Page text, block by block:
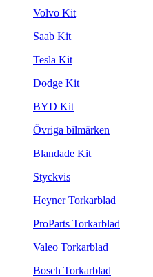
Volvo Kit
Saab Kit
Tesla Kit
Dodge Kit
BYD Kit
Övriga bilmärken
Blandade Kit
Styckvis
Heyner Torkarblad
ProParts Torkarblad
Valeo Torkarblad
Bosch Torkarblad